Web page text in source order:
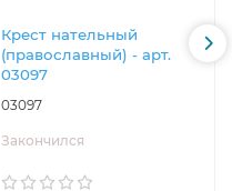
Крест нательный
(православный) - арт.
03097
03097
Закончился